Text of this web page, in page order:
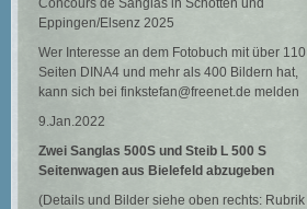
Concours de Sanglas in Schotten und
Eppingen/Elsenz 2025
Wer Interesse an dem Fotobuch mit über 110
Seiten DINA4 und mehr als 400 Bildern hat,
kann sich bei finkstefan@freenet.de melden
9.Jan.2022
Zwei Sanglas 500S und Steib L 500 S
Seitenwagen aus Bielefeld abzugeben
(Details und Bilder siehe oben rechts: Rubrik